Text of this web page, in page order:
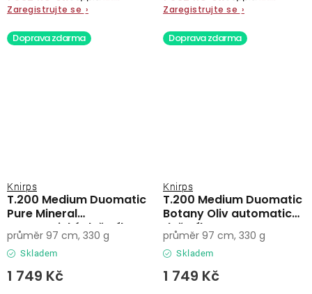
Zaregistrujte se ›
Zaregistrujte se ›
Doprava zdarma
T.200 Medium Duomatic
Pure Mineral
automatický deštník
Knirps
Skladem
1 749 Kč
průměr 97 cm, 330 g
Doprava zdarma
T.200 Medium Duomatic
Botany Oliv automatický
deštník
Knirps
Skladem
1 749 Kč
průměr 97 cm, 330 g